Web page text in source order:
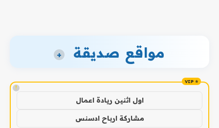
مواقع صديقة +
!
اول اثنين ريادة اعمال
مشاركة ارباح ادسنس